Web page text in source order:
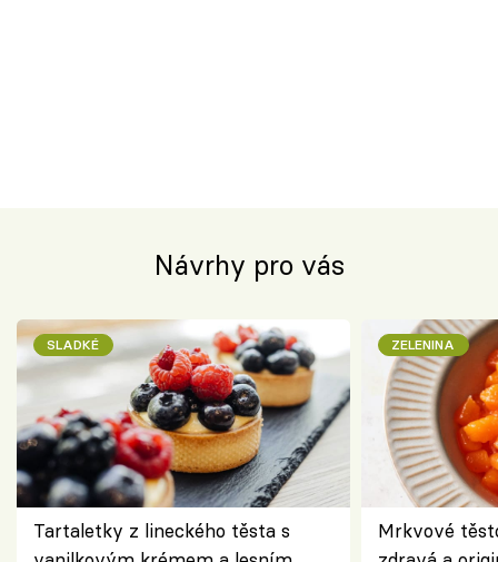
Návrhy pro vás
SLADKÉ
Tartaletky z lineckého těsta s
ZELENINA
Mrkvové